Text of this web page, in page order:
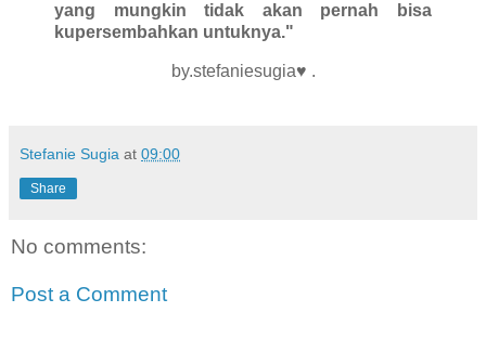
yang mungkin tidak akan pernah bisa
kupersembahkan untuknya."
by.stefaniesugia♥ .
Stefanie Sugia at 09:00
Share
No comments:
Post a Comment